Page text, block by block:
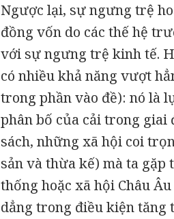
Ngược lại, sự ngưng trệ
đồng vốn do các thế hệ
với sự ngưng trệ kinh tế.
có nhiều khả năng vượt
trong phần vào đề): nó là
phân bố của cải trong giai
sách, những xã hội coi
sản và thừa kế) mà ta
thống hoặc xã hội Châu
dẳng trong điều kiện tăng